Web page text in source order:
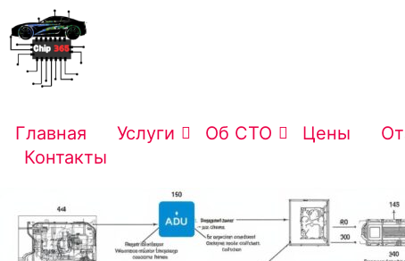
Главная Услуги Об СТО Цены
Контакты